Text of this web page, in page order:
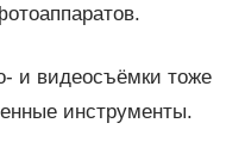
и видеосъёмки тоже
инструменты.